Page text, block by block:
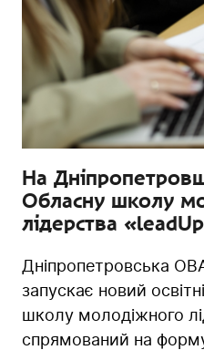
На
Обласну школу
лідерства
Дніпропетровська
запускає новий
школу молодіжного
спрямований на